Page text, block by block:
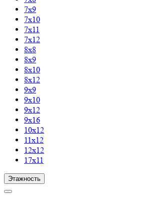
7х9
7х10
7х11
7х12
8х8
8х9
8х10
8х12
9х9
9х10
9х12
9х16
10х12
11х12
12х12
17х11
Этажность